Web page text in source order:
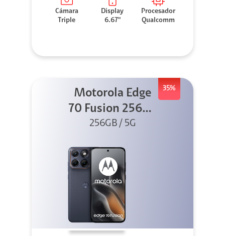
Cámara
Triple
Display
6.67"
Procesador
Qualcomm
35%
Motorola Edge
70 Fusion 256GB
Azul
256GB / 5G